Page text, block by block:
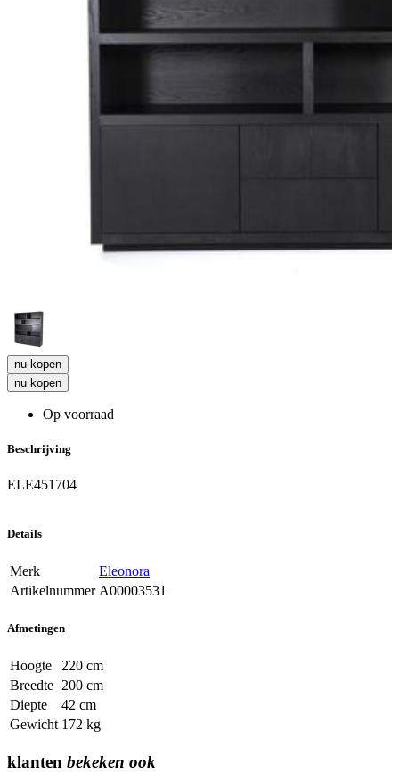
nu kopen
nu kopen
Op voorraad
Beschrijving
ELE451704
Details
Merk
Eleonora
Artikelnummer A00003531
Afmetingen
Hoogte
220 cm
Breedte 200 cm
Diepte
42 cm
Gewicht 172 kg
klanten bekeken ook